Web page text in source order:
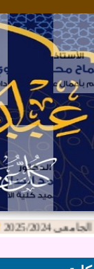
2024